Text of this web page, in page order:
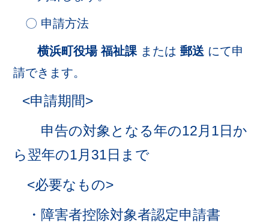
〇 申請方法
横浜町役場 福祉課または郵送 にて申
請できます。
<申請期間>
申告の対象となる年の12月1日か
ら翌年の1月31日まで
<必要なもの>
・障害者控除対象者認定申請書